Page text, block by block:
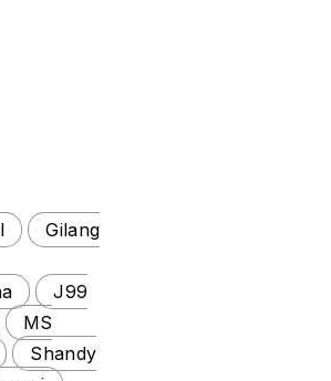
Gilang
J99
MS
Shandy